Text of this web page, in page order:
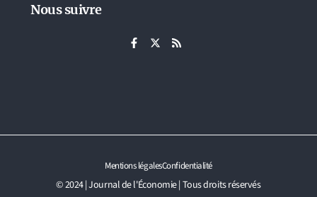
Nous suivre
© 2024 | Journal de l'Économie | Tous droits réservés
Mentions légalesConfidentialité